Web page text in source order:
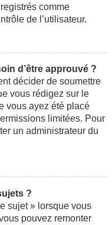
comme
de l’utilisateur.
d’être approuvé ?
décider de soumettre
vous rédigez sur le
vous ayez été placé
limitées. Pour
un administrateur du
?
sujet » lorsque vous
pouvez remonter